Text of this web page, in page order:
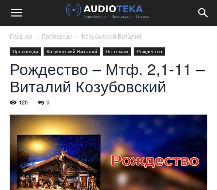
Главная Проповеди Козубовский Виталий
Проповеди Козубовский Виталий По темам Рождество
Рождество – Мтф. 2,1-11 –
Виталий Козубовский
120 0